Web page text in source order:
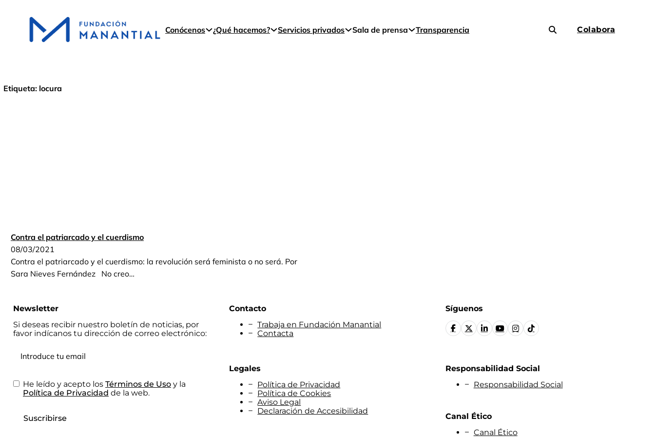
Conócenos ¿Qué hacemos? Servicios privados Sala de prensa Transparencia Colabora
Etiqueta: locura
Contra el patriarcado y el cuerdismo
08/03/2021
Contra el patriarcado y el cuerdismo: la revolución será feminista o no será. Por
Sara Nieves Fernández No creo…
Newsletter
Si deseas recibir nuestro boletín de noticias, por
favor indícanos tu dirección de correo electrónico:
He leído y acepto los Términos de Uso y la
Política de Privacidad de la web.
Suscribirse
Contacto
Trabaja en Fundación Manantial
Contacta
Legales
Política de Privacidad
Política de Cookies
Aviso Legal
Declaración de Accesibilidad
Síguenos
Responsabilidad Social
Responsabilidad Social
Canal Ético
Canal Ético